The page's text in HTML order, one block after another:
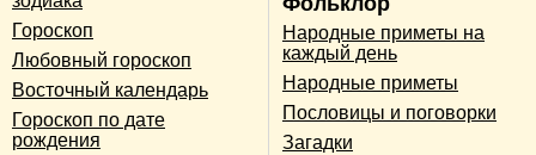
Гороскоп
Любовный гороскоп
Восточный календарь
Гороскоп по дате
рождения
Народные приметы на
каждый день
Народные приметы
Пословицы и поговорки
Загадки